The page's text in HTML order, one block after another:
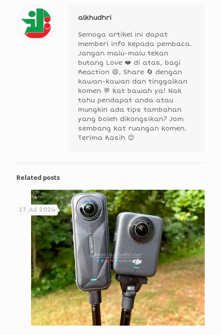
alkhudhri
Semoga artikel ini dapat
memberi info kepada pembaca.
Jangan malu-malu tekan
butang Love ❤️ di atas, bagi
Reaction 😄, Share 🔄 dengan
kawan-kawan dan tinggalkan
komen 💬 kat bawah ya! Nak
tahu pendapat anda atau
mungkin ada tips tambahan
yang boleh dikongsikan? Jom
sembang kat ruangan komen.
Terima Kasih 😊
Related posts
27 Jul 2026